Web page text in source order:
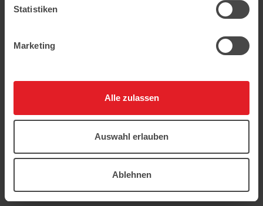
Statistiken
Marketing
Alle zulassen
Auswahl erlauben
Ablehnen